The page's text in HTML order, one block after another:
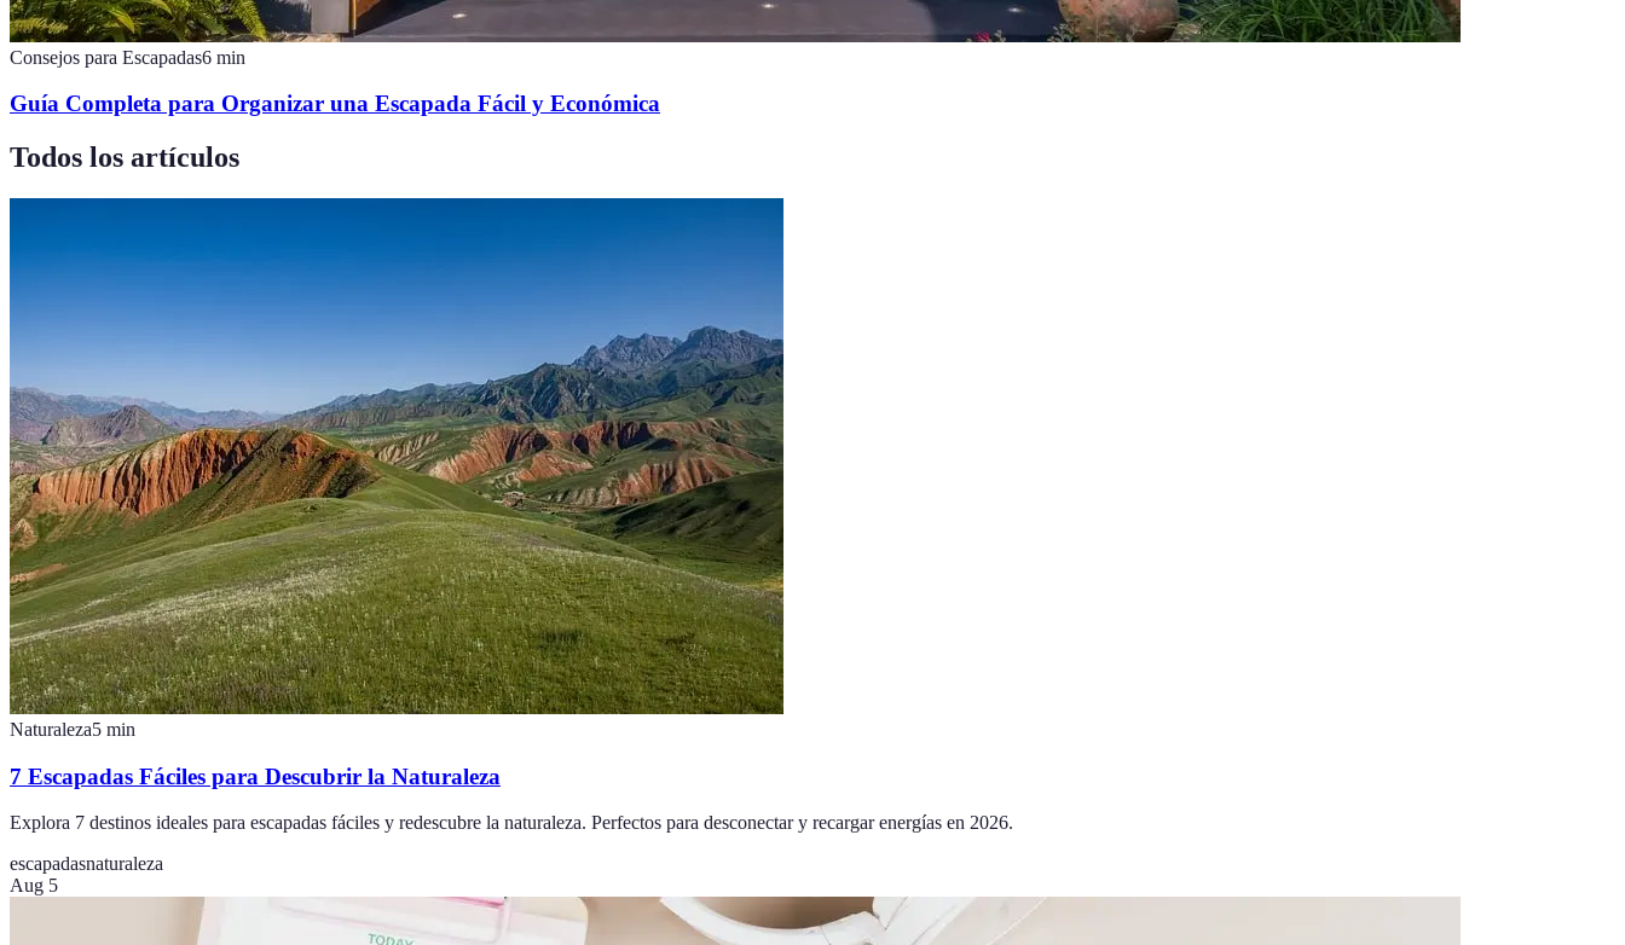
Consejos para Escapadas6 min
Guía Completa para Organizar una Escapada Fácil y Económica
Todos los artículos
Naturaleza5 min
7 Escapadas Fáciles para Descubrir la Naturaleza
Explora 7 destinos ideales para escapadas fáciles y redescubre la naturaleza. Perfectos para desconectar y recargar energías en 2026.
escapadasnaturaleza
Aug 5